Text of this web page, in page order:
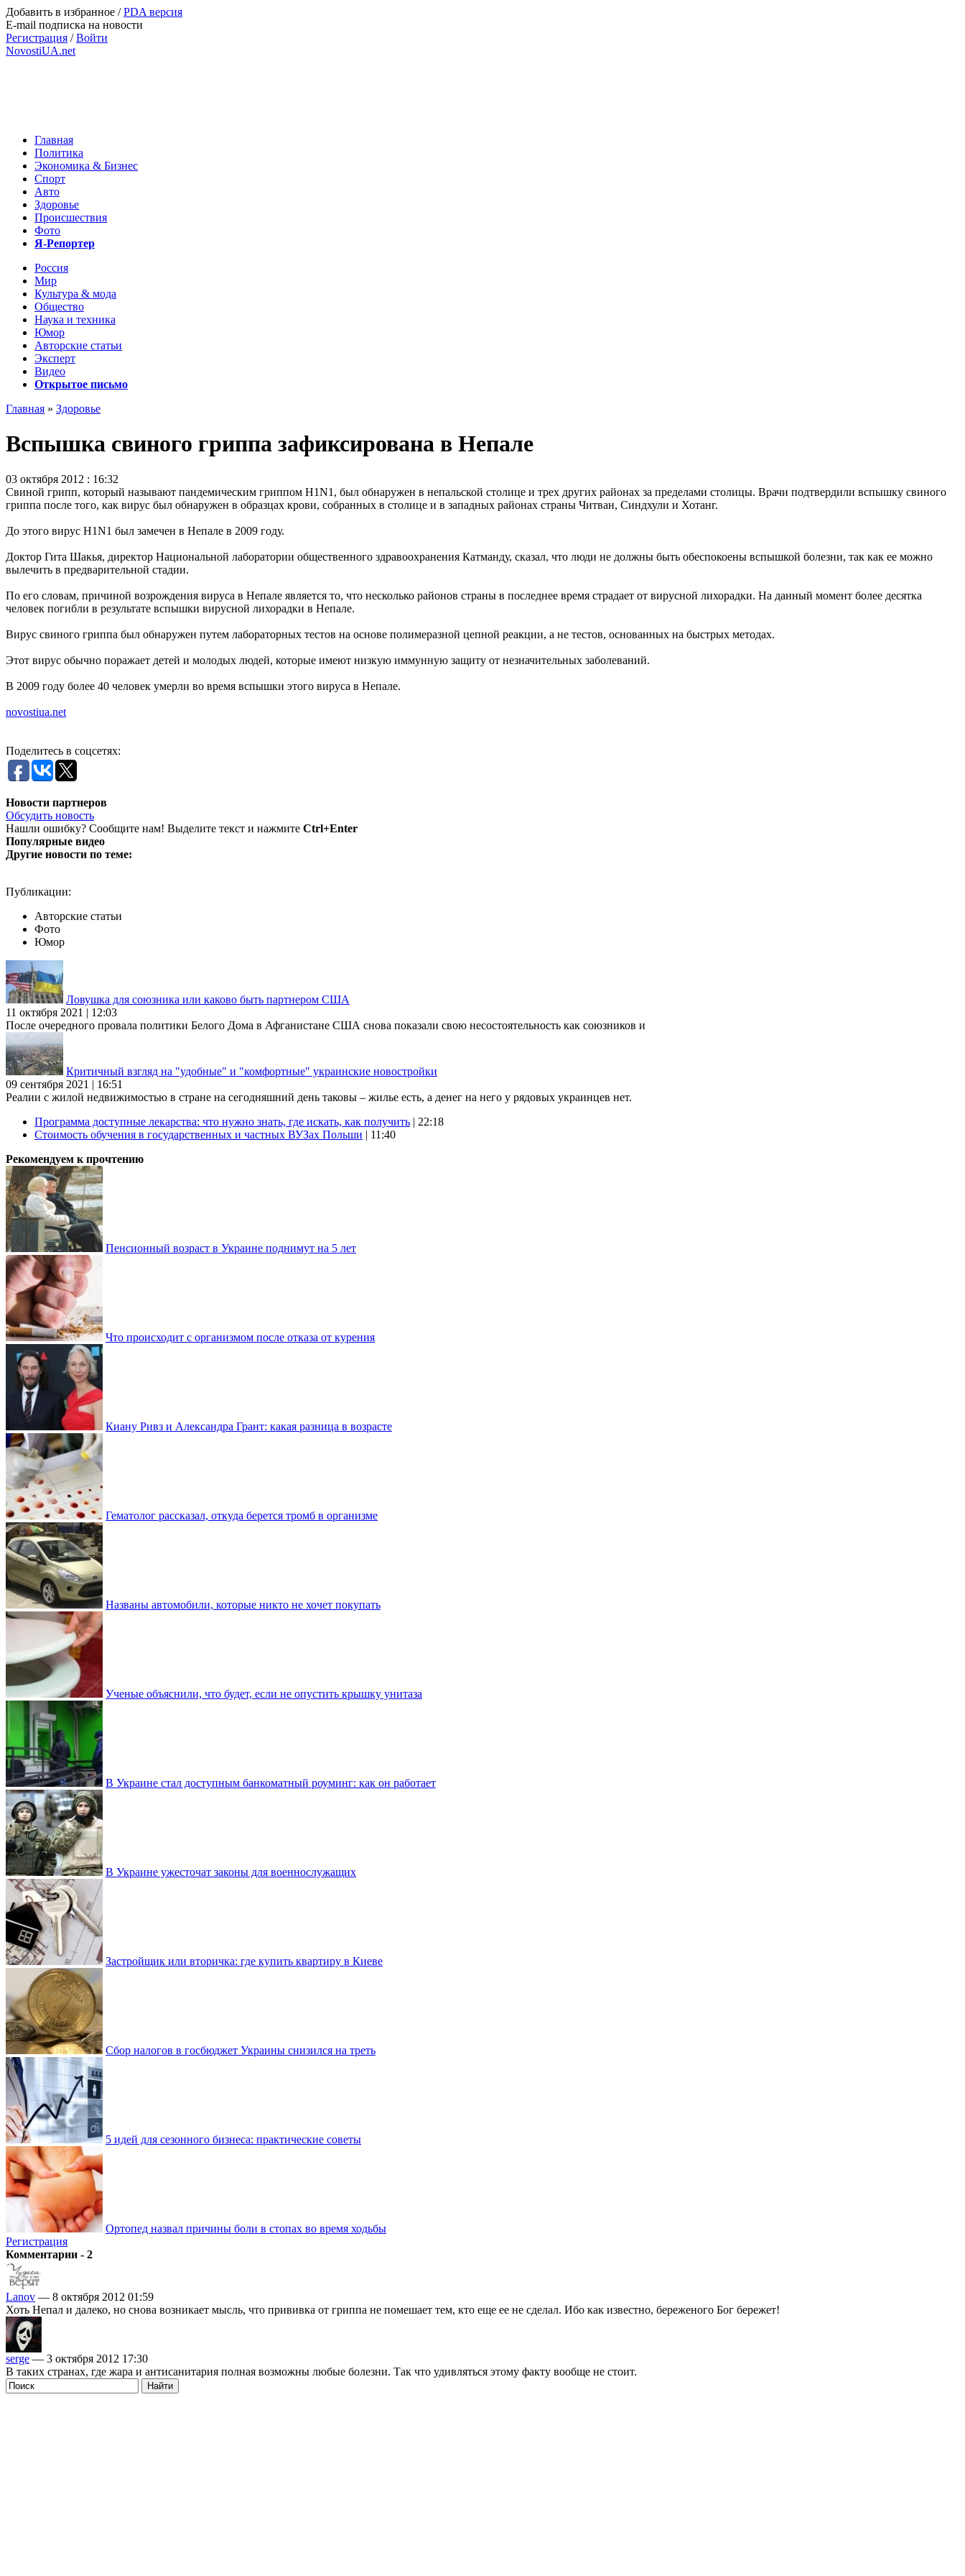
Добавить в избранное /PDA версия
E-mail подписка на новости
Регистрация /Войти
NovostiUA.net
Главная
Политика
Экономика & Бизнес
Спорт
Авто
Здоровье
Происшествия
Фото
Я-Репортер
Россия
Мир
Культура & мода
Общество
Наука и техника
Юмор
Авторские статьи
Эксперт
Видео
Открытое письмо
Главная » Здоровье
Вспышка свиного гриппа зафиксирована в Непале
03 октября 2012 : 16:32
Свиной грипп, который называют пандемическим гриппом H1N1, был обнаружен в непальской столице и трех других районах за пределами столицы. Врачи подтвердили вспышку свиного
гриппа после того, как вирус был обнаружен в образцах крови, собранных в столице и в западных районах страны Читван, Синдхули и Хотанг.
До этого вирус H1N1 был замечен в Непале в 2009 году.
Доктор Гита Шакья, директор Национальной лаборатории общественного здравоохранения Катманду, сказал, что люди не должны быть обеспокоены вспышкой болезни, так как ее можно
вылечить в предварительной стадии.
По его словам, причиной возрождения вируса в Непале является то, что несколько районов страны в последнее время страдает от вирусной лихорадки. На данный момент более десятка
человек погибли в результате вспышки вирусной лихорадки в Непале.
Вирус свиного гриппа был обнаружен путем лабораторных тестов на основе полимеразной цепной реакции, а не тестов, основанных на быстрых методах.
Этот вирус обычно поражает детей и молодых людей, которые имеют низкую иммунную защиту от незначительных заболеваний.
В 2009 году более 40 человек умерли во время вспышки этого вируса в Непале.
novostiua.net
Поделитесь в соцсетях:
Новости партнеров
Обсудить новость
Нашли ошибку? Сообщите нам! Выделите текст и нажмите Ctrl+Enter
Популярные видео
Другие новости по теме:
Публикации:
Авторские статьи
Фото
Юмор
Ловушка для союзника или каково быть партнером США
11 октября 2021 | 12:03
После очередного провала политики Белого Дома в Афганистане США снова показали свою несостоятельность как союзников и
Критичный взгляд на "удобные" и "комфортные" украинские новостройки
09 сентября 2021 | 16:51
Реалии с жилой недвижимостью в стране на сегодняшний день таковы – жилье есть, а денег на него у рядовых украинцев нет.
Программа доступные лекарства: что нужно знать, где искать, как получить | 22:18
Стоимость обучения в государственных и частных ВУЗах Польши | 11:40
Рекомендуем к прочтению
Пенсионный возраст в Украине поднимут на 5 лет
Что происходит с организмом после отказа от курения
Киану Ривз и Александра Грант: какая разница в возрасте
Гематолог рассказал, откуда берется тромб в организме
Названы автомобили, которые никто не хочет покупать
Ученые объяснили, что будет, если не опустить крышку унитаза
В Украине стал доступным банкоматный роуминг: как он работает
В Украине ужесточат законы для военнослужащих
Застройщик или вторичка: где купить квартиру в Киеве
Сбор налогов в госбюджет Украины снизился на треть
5 идей для сезонного бизнеса: практические советы
Ортопед назвал причины боли в стопах во время ходьбы
Регистрация
Комментарии - 2
Lanov — 8 октября 2012 01:59
Хоть Непал и далеко, но снова возникает мысль, что прививка от гриппа не помешает тем, кто еще ее не сделал. Ибо как известно, береженого Бог бережет!
serge — 3 октября 2012 17:30
В таких странах, где жара и антисанитария полная возможны любые болезни. Так что удивляться этому факту вообще не стоит.